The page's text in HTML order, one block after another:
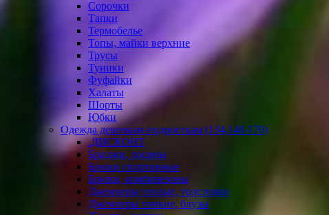
Сорочки
Тапки
Термобелье
Топы, майки верхние
Трусы
Туники
Фуфайки
Халаты
Шорты
Юбки
Одежда девочкам-подросткам (134,140-170)
.ДИСКОНТ
Бриджи, лосины
Брюки спортивные
Брюки, комбинезоны
Джемперы теплые, толстовки
Джемперы тонкие, блузы